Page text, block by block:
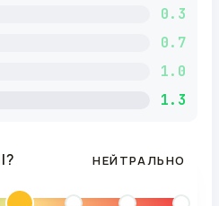
0.3
0.7
1.0
1.3
НЕЙТРАЛЬНО